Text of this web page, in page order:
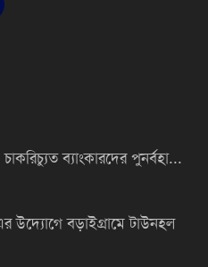
চাকরিচ্যুত ব্যাংকারদের পুনর্বহা...
উদ্যোগে বড়াইগ্রামে টাউনহল